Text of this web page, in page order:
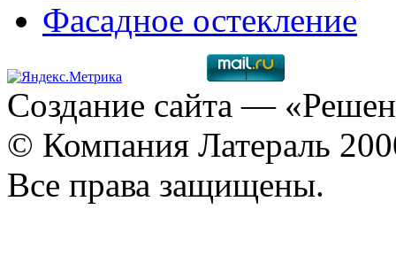
Фасадное остекление
Создание сайта —
© Компания Латераль
Все права защищены.